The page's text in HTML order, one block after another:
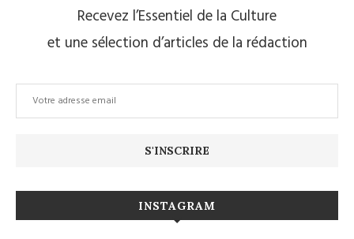
Recevez l’Essentiel de la Culture
et une sélection d’articles de la rédaction
INSTAGRAM